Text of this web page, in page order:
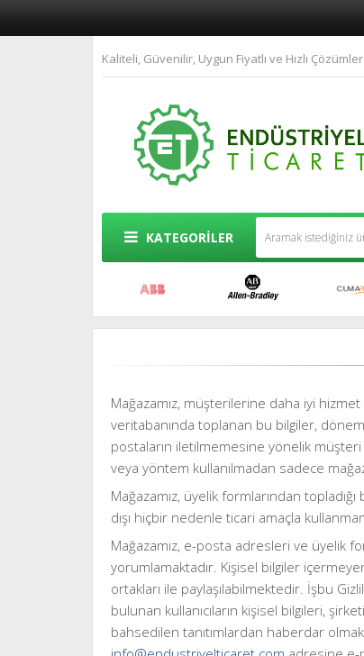
Kaliteli, Güvenilir, Uygun Fiyatlı ve Hızlı
KATEGORİLER
Mağazamız, müşterilerine daha iyi
veritabanında toplanan bu bilgiler,
postaların iletilmemesine yönelik müşteri
veya yöntem kullanılmadan sadece
Mağazamız, üyelik formlarından
dışı hiçbir nedenle ticari amaçla
Mağazamız, e-posta adresleri ve üyelik
yorumlamaktadır. Kişisel bilgiler
ortakları ile paylaşılabilmektedir. İşbu
bulunan kullanıcıların kişisel bilgileri,
bahsedilen tanıtımlardan haberdar